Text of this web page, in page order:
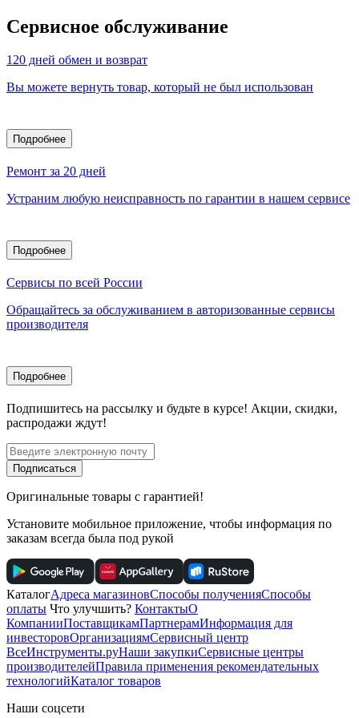
Сервисное обслуживание
120 дней обмен и возврат
Вы можете вернуть товар, который не был использован
Подробнее
Ремонт за 20 дней
Устраним любую неисправность по гарантии в нашем сервисе
Подробнее
Сервисы по всей России
Обращайтесь за обслуживанием в авторизованные сервисы
производителя
Подробнее
Подпишитесь на рассылку и будьте в курсе! Акции, скидки,
распродажи ждут!
Подписаться
Оригинальные товары с гарантией!
Установите мобильное приложение, чтобы информация по
заказам всегда была под рукой
КаталогАдреса магазиновСпособы полученияСпособы
оплаты Что улучшить? КонтактыО
КомпанииПоставщикамПартнерамИнформация для
инвесторовОрганизациямСервисный центр
ВсеИнструменты.руНаши закупкиСервисные центры
производителейПравила применения рекомендательных
технологийКаталог товаров
Наши соцсети